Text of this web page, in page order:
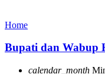
Home
Bupati dan Wabup
calendar_month